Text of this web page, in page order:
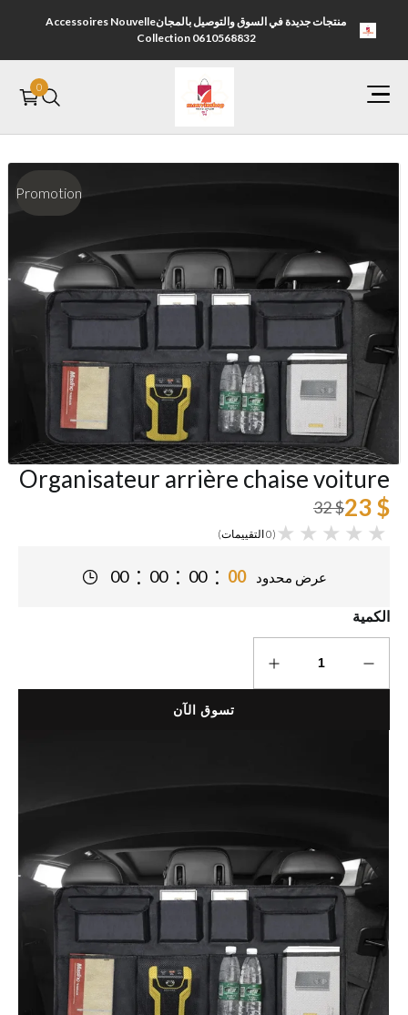
منتجات جديدة في السوق والتوصيل بالمجانAccessoires Nouvelle
Collection 0610568832
0
الصفحة الرئيسية
اتصل بنا Contactez nous
Promotion
Organisateur arrière chaise voiture
$ 23
$ 32
(0 التقييمات)
عرض محدود 00 : 00 : 00 : 00
الكمية
تسوق الآن